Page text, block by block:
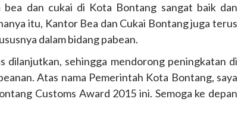
dan cukai di Kota Bontang sangat baik dan
itu, Kantor Bea dan Cukai Bontang juga terus
dalam bidang pabean.
dilanjutkan, sehingga mendorong peningkatan di
Atas nama Pemerintah Kota Bontang, saya
Customs Award 2015 ini. Semoga ke depan